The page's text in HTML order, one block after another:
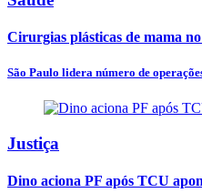
Cirurgias plásticas de mama
São Paulo lidera número de
Justiça
Dino aciona PF após TCU